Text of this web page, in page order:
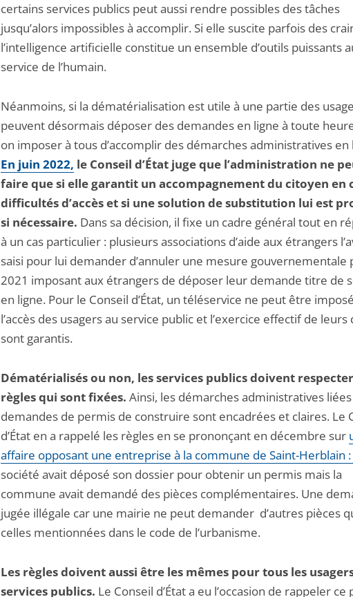
certains services publics peut aussi rendre possibles des tâches
jusqu’alors impossibles à accomplir. Si elle suscite parfois des
l’intelligence artificielle constitue un ensemble d’outils puissants
service de l’humain.
Néanmoins, si la dématérialisation est utile à une partie des
peuvent désormais déposer des demandes en ligne à toute
on imposer à tous d’accomplir des démarches administratives en
En juin 2022, le Conseil d’État juge que l’administration ne
faire que si elle garantit un accompagnement du citoyen en
difficultés d’accès et si une solution de substitution lui est
si nécessaire. Dans sa décision, il fixe un cadre général tout en
à un cas particulier : plusieurs associations d’aide aux étrangers
saisi pour lui demander d’annuler une mesure gouvernementale
2021 imposant aux étrangers de déposer leur demande titre de
en ligne. Pour le Conseil d’État, un téléservice ne peut être
l’accès des usagers au service public et l’exercice effectif de leurs
sont garantis.
Dématérialisés ou non, les services publics doivent
règles qui sont fixées. Ainsi, les démarches administratives
demandes de permis de construire sont encadrées et claires. Le
d’État en a rappelé les règles en se prononçant en décembre sur
affaire opposant une entreprise à la commune de Saint-Herblain :
société avait déposé son dossier pour obtenir un permis mais la
commune avait demandé des pièces complémentaires. Une
jugée illégale car une mairie ne peut demander d’autres pièces
celles mentionnées dans le code de l’urbanisme.
Les règles doivent aussi être les mêmes pour tous les
services publics. Le Conseil d’État a eu l’occasion de rappeler ce